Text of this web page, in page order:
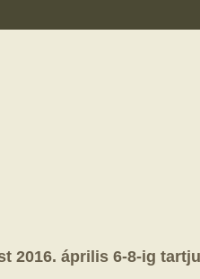
2016. április 6-8-ig